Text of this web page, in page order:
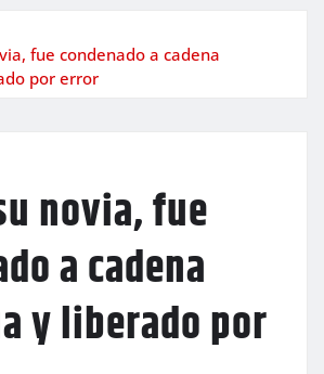
fue condenado a cadena
por error
novia, fue
a cadena
y liberado por